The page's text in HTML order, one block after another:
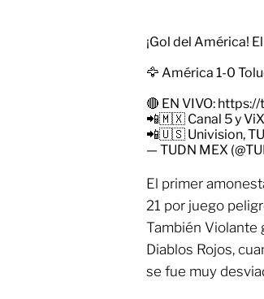
¡Gol del América!
🦅 América 1-0
🔴 EN VIVO:
📲🇲🇽 Canal 5 y ViX
📲🇺🇸 Univision,
— TUDN MEX
El primer
21 por juego
También Violante
Diablos Rojos,
se fue muy